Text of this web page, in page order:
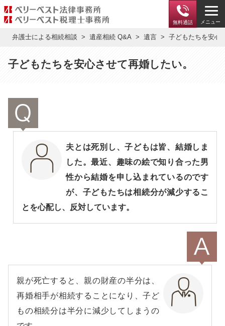
無料通話 メニュー
弁護士による相続相談 遺産相続 Q&A 遺言 子どもたちを安心
子どもたちを安心させて再婚したい。
夫とは死別し、子どもは皆、結婚しま
した。最近、趣味の絵で知り合った男
性から結婚を申し込まれているのです
が、子どもたちは相続分が減少するこ
とを心配し、反対しています。
親が死亡すると、親の財産の半分は、
再婚相手が相続することになり、子ど
もの相続分は半分に減少してしまうの